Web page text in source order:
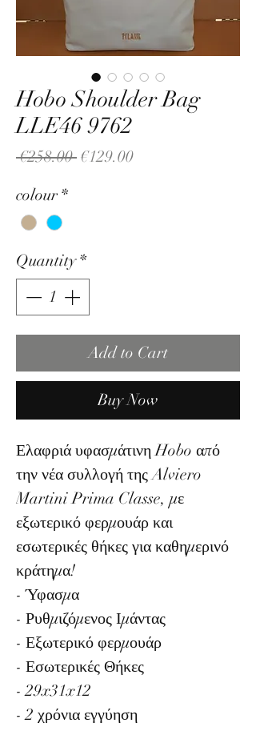
Hobo Shoulder Bag
LLE46 9762
€258.00 Regular
€129.00Sale
colour *
Quantity *
Add to Cart
Buy Now
Ελαφριά υφασμάτινη Hobo από
την νέα συλλογή της Alviero
Martini Prima Classe, με
εξωτερικό φερμουάρ και
εσωτερικές θήκες για καθημερινό
κράτημα!
- Ύφασμα
- Ρυθμιζόμενος Ιμάντας
- Εξωτερικό φερμουάρ
- Εσωτερικές Θήκες
- 29x31x12
- 2 χρόνια εγγύηση